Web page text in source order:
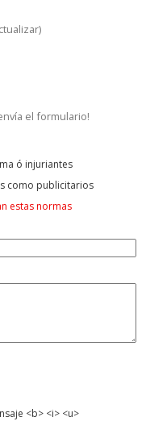
)
el formulario!
ó injuriantes
como publicitarios
estas normas
<b> <i> <u>